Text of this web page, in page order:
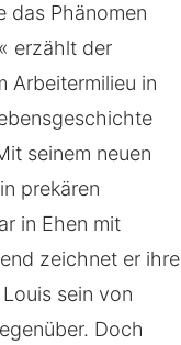
das Phänomen
erzählt der
Arbeitermilieu in
seinem neuen
prekären
in Ehen mit
zeichnet er ihre
sein von
Doch